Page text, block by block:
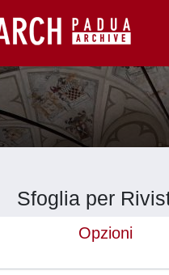
Sfoglia per
Opzioni